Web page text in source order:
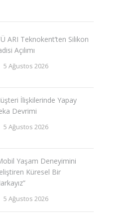
ARI Teknokent’ten Silikon
Açılımı
5 Ağustos 2026
İlişkilerinde Yapay
Devrimi
5 Ağustos 2026
Yaşam Deneyimini
Küresel Bir
5 Ağustos 2026